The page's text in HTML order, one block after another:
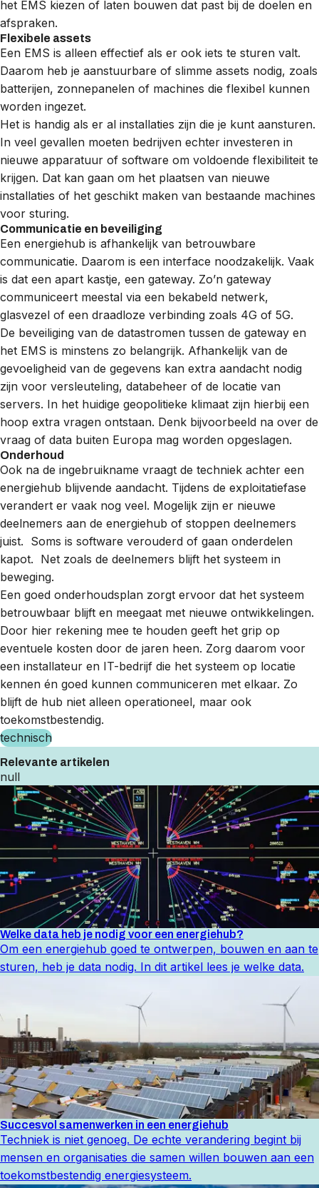
het EMS kiezen of laten bouwen dat past bij de doelen en
afspraken.
Flexibele assets
Een EMS is alleen effectief als er ook iets te sturen valt.
Daarom heb je aanstuurbare of slimme assets nodig, zoals
batterijen, zonnepanelen of machines die flexibel kunnen
worden ingezet.
Het is handig als er al installaties zijn die je kunt aansturen.
In veel gevallen moeten bedrijven echter investeren in
nieuwe apparatuur of software om voldoende flexibiliteit te
krijgen. Dat kan gaan om het plaatsen van nieuwe
installaties of het geschikt maken van bestaande machines
voor sturing.
Communicatie en beveiliging
Een energiehub is afhankelijk van betrouwbare
communicatie. Daarom is een interface noodzakelijk. Vaak
is dat een apart kastje, een gateway. Zo’n gateway
communiceert meestal via een bekabeld netwerk,
glasvezel of een draadloze verbinding zoals 4G of 5G.
De beveiliging van de datastromen tussen de gateway en
het EMS is minstens zo belangrijk. Afhankelijk van de
gevoeligheid van de gegevens kan extra aandacht nodig
zijn voor versleuteling, databeheer of de locatie van
servers. In het huidige geopolitieke klimaat zijn hierbij een
hoop extra vragen ontstaan. Denk bijvoorbeeld na over de
vraag of data buiten Europa mag worden opgeslagen.
Onderhoud
Ook na de ingebruikname vraagt de techniek achter een
energiehub blijvende aandacht. Tijdens de exploitatiefase
verandert er vaak nog veel. Mogelijk zijn er nieuwe
deelnemers aan de energiehub of stoppen deelnemers
juist. Soms is software verouderd of gaan onderdelen
kapot. Net zoals de deelnemers blijft het systeem in
beweging.
Een goed onderhoudsplan zorgt ervoor dat het systeem
betrouwbaar blijft en meegaat met nieuwe ontwikkelingen.
Door hier rekening mee te houden geeft het grip op
eventuele kosten door de jaren heen. Zorg daarom voor
een installateur en IT-bedrijf die het systeem op locatie
kennen én goed kunnen communiceren met elkaar. Zo
blijft de hub niet alleen operationeel, maar ook
toekomstbestendig.
technisch
Relevante artikelen
null
Welke data heb je nodig voor een energiehub?
Om een energiehub goed te ontwerpen, bouwen en aan te
sturen, heb je data nodig. In dit artikel lees je welke data.
Succesvol samenwerken in een energiehub
Techniek is niet genoeg. De echte verandering begint bij
mensen en organisaties die samen willen bouwen aan een
toekomstbestendig energiesysteem.